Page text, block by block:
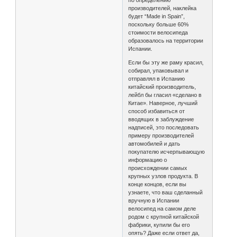
производителей, наклейка
будет “Made in Spain”,
поскольку больше 60%
стоимости велосипеда
образовалось на территории
Испании.
Если бы эту же раму красил,
собирал, упаковывал и
отправлял в Испанию
китайский производитель,
лейбл бы гласил «сделано в
Китае». Наверное, лучший
способ избавиться от
вводящих в заблуждение
надписей, это последовать
примеру производителей
автомобилей и дать
покупателю исчерпывающую
информацию о
происхождении самых
крупных узлов продукта. В
конце концов, если вы
узнаете, что ваш сделанный
вручную в Испании
велосипед на самом деле
родом с крупной китайской
фабрики, купили бы его
опять? Даже если ответ да,